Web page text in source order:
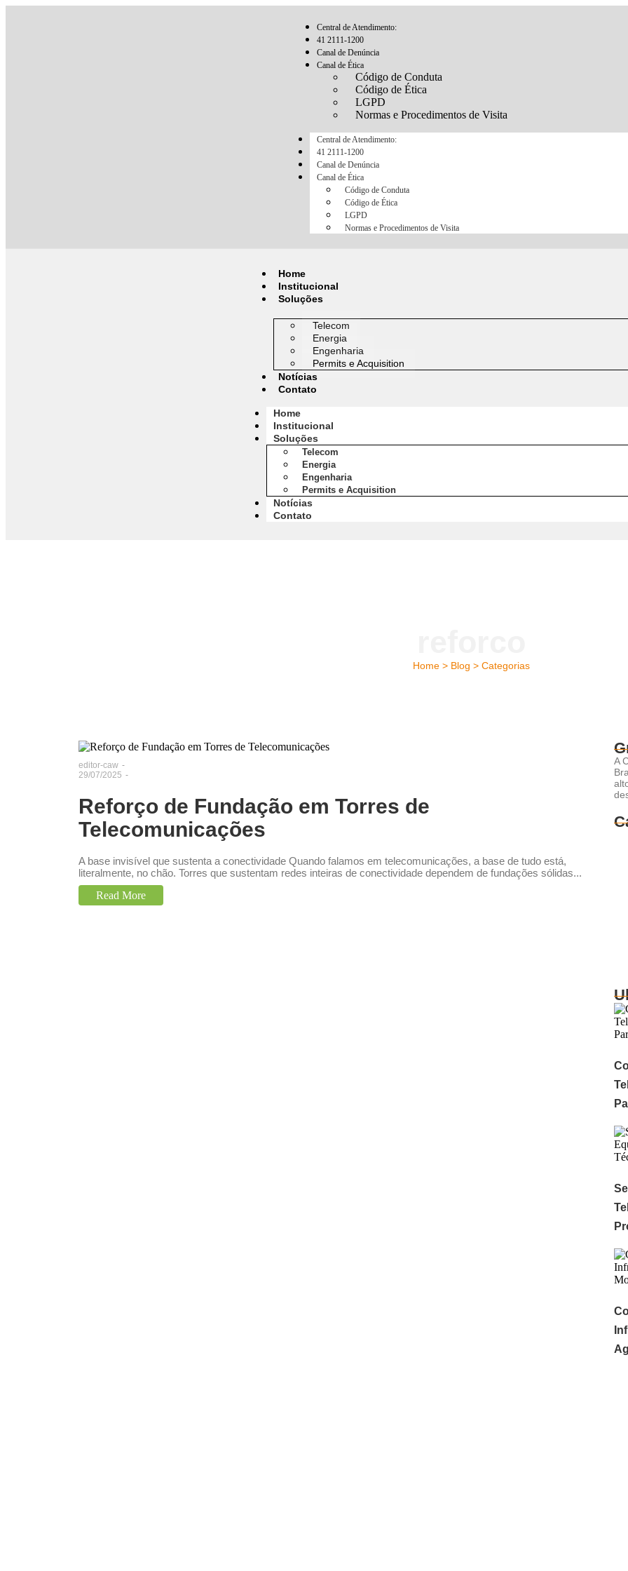
Central de Atendimento:
41 2111-1200
Canal de Denúncia
Canal de Ética
Código de Conduta
Código de Ética
LGPD
Normas e Procedimentos de Visita
Central de Atendimento:
41 2111-1200
Canal de Denúncia
Canal de Ética
Código de Conduta
Código de Ética
LGPD
Normas e Procedimentos de Visita
Home
Institucional
Soluções
Telecom
Energia
Engenharia
Permits e Acquisition
Notícias
Contato
Home
Institucional
Soluções
Telecom
Energia
Engenharia
Permits e Acquisition
Notícias
Contato
Home > Blog > Categorias
editor-caw -
29/07/2025 -
Reforço de Fundação em Torres de
Telecomunicações
A base invisível que sustenta a conectividade Quando falamos em telecomunicações, a base de tudo está,
literalmente, no chão. Torres que sustentam redes inteiras de conectividade dependem de fundações sólidas...
Read More
A